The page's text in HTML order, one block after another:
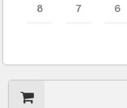
6
7
8